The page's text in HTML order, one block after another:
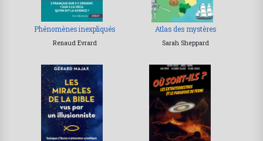
Phénomènes inexpliqués
Renaud Evrard
Atlas des mystères
Sarah Sheppard